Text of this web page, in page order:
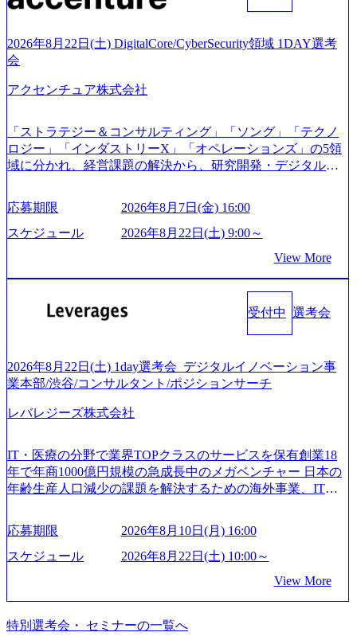
サポートするため、新規事業立案や既存事業のトランスフ
たします。 (1)既存または新規大手事業会社から依頼された
「経営戦略」等のコンサルティング支援を行います。クラ
イアントは各業界上位5社をターゲットとし、特にCXOクラ
スから「新規事業戦略」「既存事業のトランスフォーメー
略」案件をメインとしたコンサルティングを行います ＜プ
ロジェクト一部抜粋＞ ・海外事業(新規・既存)事業のビジ
ネスモデル検討支援 ・金融領域におけるAIを活用した事業
ィ領域における地域活性アプリ企画支援及び実行支援 ・ロ
業支援 ※その他新規事業や既存デジタルトランスフォーメ
ーションの案件が多数 ● コンサルタント プロジェクトにお
は、仮説検証からクライアント向け資料のドラフト作成、
プロジェクトにおける課題/リスク管理などを担当。 ● シニ
アコンサルタント プロジェクトメンバーとしてプロジェク
トの一領域を担う。主な作業としては、As-Is分析、仮説構
ィスカッションペ ーパーの作成などを担当。 ● 裁量権 弊社
は2019年11月に設立され、成長期といわれるフェーズにあ
ります。 事業・組織を拡大していく時期のため、メンバー
や組織がスケールしていく過程を体感できます。 また、希
参加できる環境です。 自ら案件を取り、プロジェクト体制
を作っていくことも可能です。 ● 事業会社機能にも携われ
る 弊社にはコンサルティング事業以外にもSaaSプロダク
ることも可能です。コンサルタントとしての経験を活かし
ながら自らプロダクト開発や自社の業務改善ができます。
(希望者のみとなります) ● BIG4・アクセンチュアをはじめ
います ● 平均年齢は35歳で、幅広い年齢の方が活躍してい
ます ● インダストリー・ソリューションで区切られていな
い組織です(ワンプール制) ● 海外事業拠点をシンガポールに
ご応募いただいてもご対応できない可能性がございます ※
ご応募者様については、1dayではなく通常選考でのご案内
とさせていただきます ● 面接(1次・最終を一度の面接で実
てご連絡させていただきます。 ● 一日で最終面接まで完了
日面接や面談のお時間をいただく場合がございます ● 面
接、条件面談それぞれ最大1時間を想定しております ・実施
前日までに日程およびURLを共有させていただきます ・面
接および条件面談ともに、どの時間開始となってもご対応
と幸いです ※1day選考会のご参加希望の方は、事前にGAB
試験を受検いただきます(受験期限は1day選考会実施日の3日
前まで)。 ※ただし、30代以上のコンサルファーム経験3年
以上の方はGAB受検免除、書類選考のみ。 書類選考通過後
に、GAB試験に合格している方へ1day選考会当日のご案内
をさせていただきます。 急速なグローバル化により既存事
業では成長戦略を描く事が困難になった大手企業をサポー
す。 (1)既存または新規大手事業会社から依頼された「経営
戦略」等のコンサルティング支援を行います。クライアン
トは各業界上位5社をターゲットとし、特にCXOクラスから
「新規事業戦略」「既存事業のトランスフォーメーショ
案件をメインとしたコンサルティングを行います ＜プロジ
ェクト一部抜粋＞ ・海外事業(新規・既存)事業のビジネス
モデル検討支援 ・金融領域におけるAIを活用した事業戦略
域における地域活性アプリ企画支援及び実行支援 ・ロボテ
援 ※その他新規事業や既存デジタルトランスフォーメーシ
ョンの案件が多数 ● マネージャー プロジェクトの管理者と
ケーション、成果物の品質管理、メンバーの育成などを担
2026年8月22日(土) DigitalCore/CyberSecurity領域 1DAY選考
会
アクセンチュア株式会社
「ストラテジー＆コンサルティング」「ソング」「テクノ
ロジー」「インダストリーX」「オペレーションズ」の5領
域に分かれ、経営課題の解決から、研究開発・デジタル・
グ領域からその実行的側面であるITサービスの提供まで一
貫して支援する総合系・IT系ファームである あらゆる産業
において非常に良質な顧客基盤を築いており、Fortune Globa
手掛けたプロジェクトは「ファーストリテイリングにおけ
るグローバル化」「資生堂グループのDX化支援」「ヴィヴ
ンサルティング活動のみならず、2021年にはKDDIと合弁会
社「ARISE analytics」を設立し、人工知能とデータアナリテ
ジタル人材育成の支援も盛んに行う 採用資料 (https://www.ac
centure.com/content/dam/accenture/final/accenture-com/document-
いて (https://www.accenture.com/content/dam/accenture/final/caree
のキャリアブログ (https://www.accenture.com/jp-ja/blogs/japan-
careers-blog) 江川社長が語る「105点経営」 (https://business.ni
kkei.com/atcl/gen/19/00604/021600008/) 規模拡大で成功する理
由【コンサル業界俯瞰マップ】 (https://diamond.jp/articles/-/34
材が集結するワケ (https://markezine.jp/article/detail/45446) エン
ジニアからコンサルタントへ。会社に入って、何が変わっ
た？ (https://www.businessinsider.jp/post-288838) プラダ：ラグ
ジュアリー製品のパーソナライゼーション (https://www.acce
m/jp-ja/case-studies/consulting/taisho-pharmaceutical)（ストラテ
応募期限
2026年8月7日(金) 16:00
スケジュール
2026年8月22日(土) 9:00～
View More
受付中 選考会
2026年8月22日(土) 1day選考会_デジタルイノベーション事
業本部/渋谷/コンサルタント/ポジションサーチ
レバレジーズ株式会社
IT・医療の分野で業界TOPクラスのサービスを保有創業18
年で年商1000億円規模の急成長中のメガベンチャー 日本の
年齢生産人口減少の課題を解決するための海外事業、IT事
以上の事業を展開する オールインハウスの組織体制をとっ
ており社内で新しい事業開発などの人員調達できる 独立資
本経営をとっており、事業創造の自由度が高い https://storag
s/20240925162633_7242d0de-3e54-4f03-b076-00318d5c0dff_120
0x644.webp レバレジーズ株式会社 会社説明資料 (https://spea
kerdeck.com/leverages/leverages-hui-she-shao-jie-zi-liao-zhong-tu-
cai-yong-xiang-ke) 「働く人」「事業・サービス」「カルチャ
応募期限
2026年8月10日(月) 16:00
スケジュール
2026年8月22日(土) 10:00～
View More
特別選考会・ セミナーの一覧へ